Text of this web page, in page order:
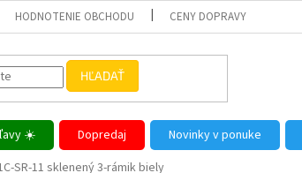
HODNOTENIE OBCHODU CENY DOPRAVY
HĽADAŤ
☀️ Dopredaj Novinky v ponuke
SR-11 sklenený 3-rámik biely